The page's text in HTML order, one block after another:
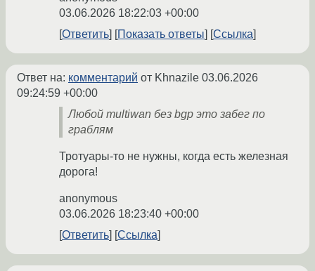
03.06.2026 18:22:03 +00:00
Ответить
Показать ответы Ссылка
Ответ на: комментарий от Khnazile 03.06.2026
09:24:59 +00:00
Любой multiwan без bgp это забег по
граблям
Тротуары-то не нужны, когда есть железная
дорога!
anonymous
03.06.2026 18:23:40 +00:00
Ответить
Ссылка